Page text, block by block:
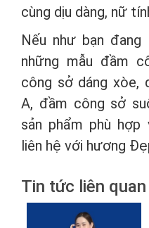
cùng dịu dàng, nữ
Nếu như bạn
những mẫu đầm
công sở dáng xòe,
A, đầm công sở
sản phẩm phù hợp
liên hệ với hương
Tin tức liên quan